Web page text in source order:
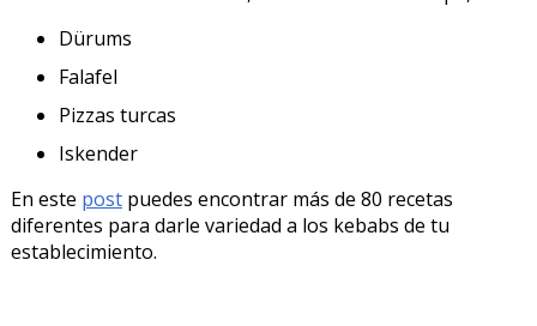
Dürums
Falafel
Pizzas turcas
Iskender
En este postpuedes encontrar más de 80 recetas
diferentes para darle variedad a los kebabs de tu
establecimiento.